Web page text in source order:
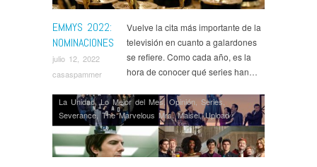
EMMYS 2022:
NOMINACIONES
julio 12, 2022
casaspammer
Premios,Scenes from a Marriage,Series,Severance,
Lasso, The Flight Attendant,The Great,The Marvelous
Mrs. Maisel,The Morning Show, The Staircase,What
We Do in the Shadows
Vuelve la cita más importante de la
televisión en cuanto a galardones
se refiere. Como cada año, es la
hora de conocer qué series han…
La Unidad,Lo Mejor del Mes,Opinión Series
Severance,The Marvelous Mrs. Maisel,Upload